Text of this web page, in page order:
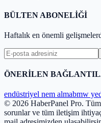
BÜLTEN ABONELİĞİ
Haftalık en önemli
ÖNERİLEN
endüstriyel nem almabmw
© 2026 HaberPanel Pro. Tüm
sorunlar ve tüm iletişim